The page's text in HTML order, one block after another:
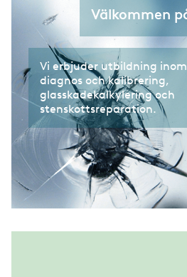
Välkommen
Vi erbjuder utbildning
diagnos och kalibrering,
glasskadekalkylering och
stenskottsreparation.